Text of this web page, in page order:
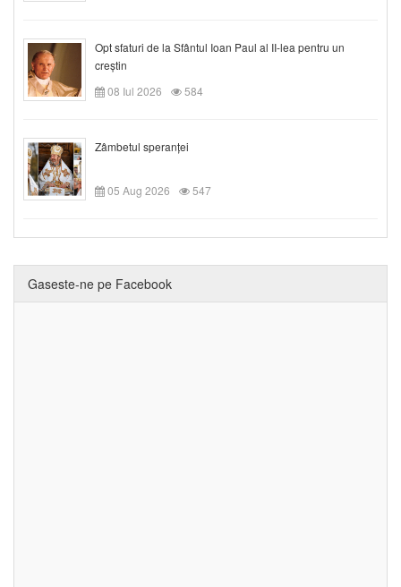
Opt sfaturi de la Sfântul Ioan Paul al II-lea pentru un
creștin
08 Iul 2026
584
Zâmbetul speranței
05 Aug 2026 547
Gaseste-ne pe Facebook